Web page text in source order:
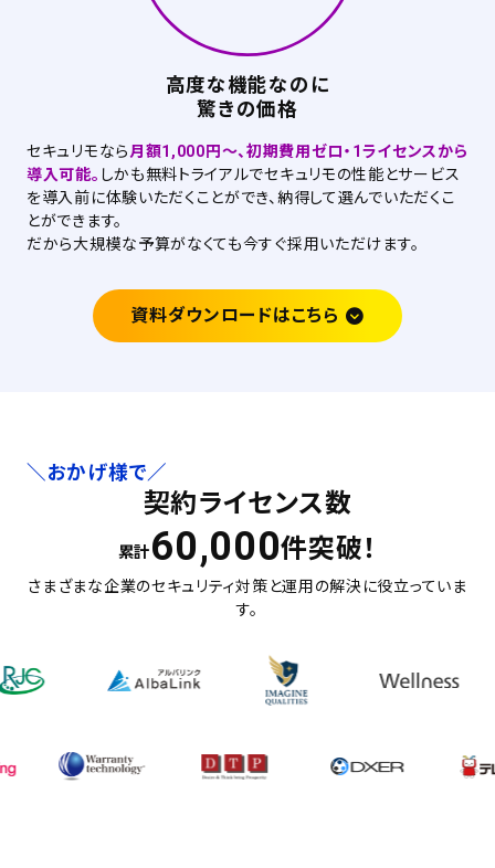
高度な機能なのに
驚きの価格
セキュリモなら月額1,000円～、初期費用ゼロ・1ライセンスから
導入可能。 しかも無料トライアルでセキュリモの性能とサービス
を導入前に体験いただくことができ、納得して選んでいただくこ
とができます。
だから大規模な予算がなくても今すぐ採用いただけます。
資料ダウンロードはこちら
＼おかげ様で／
契約ライセンス数
累計60,000件突破！
さまざまな企業のセキュリティ対策と運用の解決に役立っていま
す。